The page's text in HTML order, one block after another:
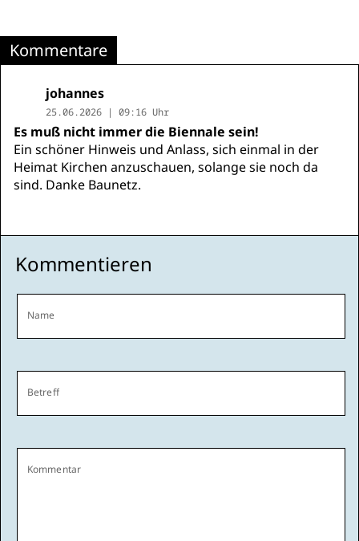
Kommentare
johannes
25.06.2026 | 09:16 Uhr
Es muß nicht immer die Biennale sein!
Ein schöner Hinweis und Anlass, sich einmal in der
Heimat Kirchen anzuschauen, solange sie noch da
sind. Danke Baunetz.
Kommentieren
Name
Betreff
Kommentar